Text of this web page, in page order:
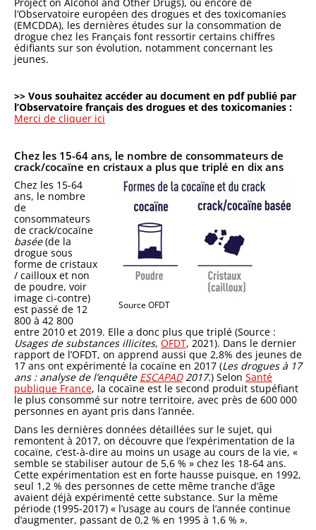
l’Observatoire européen des drogues et des toxicomanies
(EMCDDA), les dernières études sur la consommation de
drogue chez les Français font ressortir certains chiffres
édifiants sur son évolution, notamment concernant les
jeunes.
>> Vous souhaitez accéder au document en pdf publié par
l’Observatoire français des drogues et des toxicomanies :
Merci de cliquer ici
Chez les 15-64 ans, le nombre de consommateurs de
crack/cocaïne en cristaux a plus que triplé en dix ans
Source OFDT
Chez les 15-64
ans, le nombre
de
consommateurs
de crack/cocaïne
basée(de la
drogue sous
forme de cristaux
/ cailloux et non
de poudre, voir
image ci-contre)
est passé de 12
800 à 42 800
entre 2010 et 2019. Elle a donc plus que triplé (Source :
Usages de substances illicites, OFDT, 2021). Dans le dernier
rapport de l’OFDT, on apprend aussi que 2,8% des jeunes de
17 ans ont expérimenté la cocaïne en 2017 (Les drogues à 17
ans : analyse de l’enquête ESCAPAD2017.) Selon Santé
publique France, la cocaïne est le second produit stupéfiant
le plus consommé sur notre territoire, avec près de 600 000
personnes en ayant pris dans l’année.
Dans les dernières données détaillées sur le sujet, qui
remontent à 2017, on découvre que l’expérimentation de la
cocaïne, c’est-à-dire au moins un usage au cours de la vie, «
semble se stabiliser autour de 5,6 % » chez les 18-64 ans.
Cette expérimentation est en forte hausse puisque, en 1992,
seul 1,2 % des personnes de cette même tranche d’âge
avaient déjà expérimenté cette substance. Sur la même
période (1995-2017) « l’usage au cours de l’année continue
d’augmenter, passant de 0,2 % en 1995 à 1,6 % ».